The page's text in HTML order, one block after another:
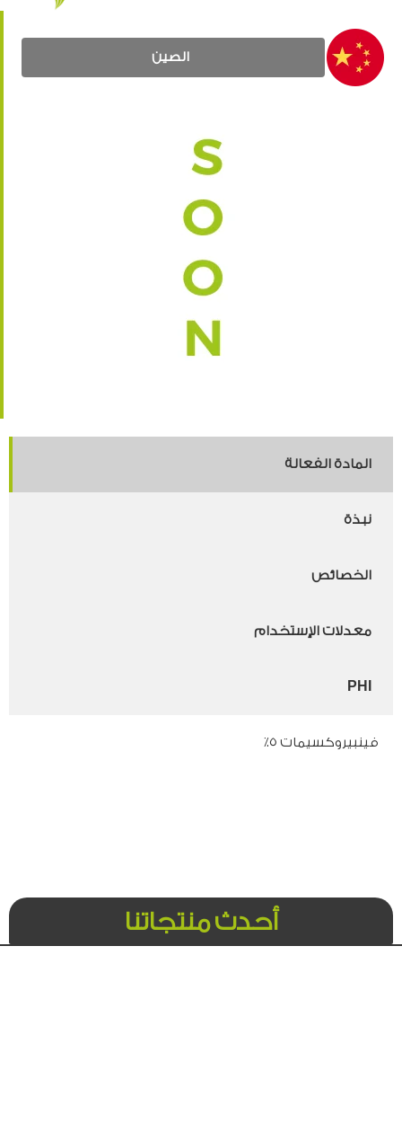
الصين
المادة الفعالة
نبذة
الخصائص
معدلات الإستخدام
PHI
فينبيروكسيمات ٥٪
أحدث منتجاتنا